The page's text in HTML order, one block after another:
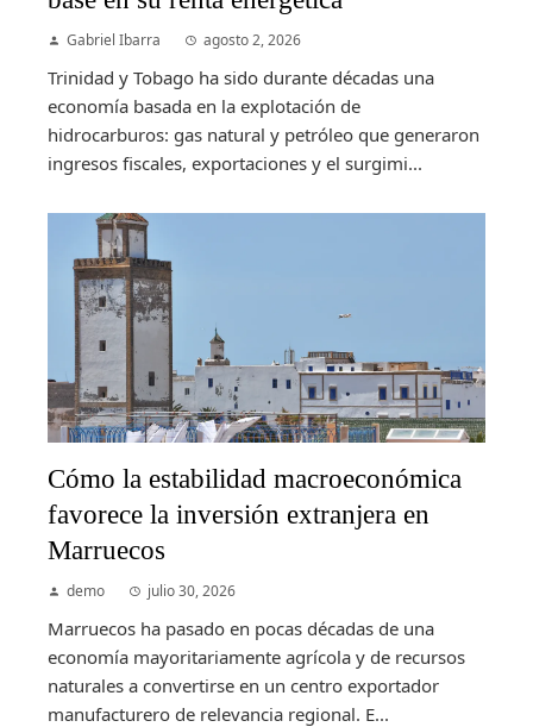
Gabriel Ibarra agosto 2, 2026
Trinidad y Tobago ha sido durante décadas una
economía basada en la explotación de
hidrocarburos: gas natural y petróleo que generaron
ingresos fiscales, exportaciones y el surgimi...
Cómo la estabilidad macroeconómica
favorece la inversión extranjera en
Marruecos
demo julio 30, 2026
Marruecos ha pasado en pocas décadas de una
economía mayoritariamente agrícola y de recursos
naturales a convertirse en un centro exportador
manufacturero de relevancia regional. E...